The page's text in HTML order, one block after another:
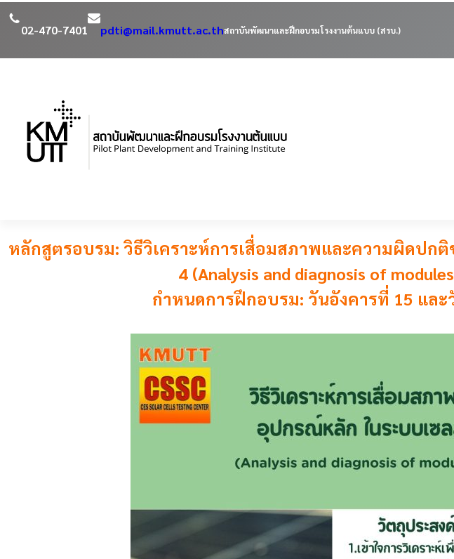
02-470-7401 pdti@mail.kmutt.ac.thสถาบันพัฒนาและฝึกอบรมโรงงานต้นแบบ (สรบ.)
หลักสูตรอบรม: วิธีวิเคราะห์การเสื่อมสภาพและความผิดปก
4 (Analysis and diagnosis of
กำหนดการฝึกอบรม: วันอังคารที่ 15 แล